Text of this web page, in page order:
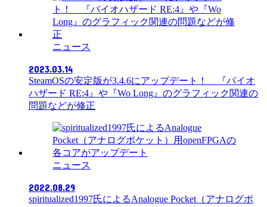
ニュース
2023.03.14
SteamOSの安定版が3.4.6にアップデート！ 『バイオ
ハザード RE:4』や『Wo Long』のグラフィック関連の
問題などが修正
ニュース
2022.08.29
spiritualized1997氏によるAnalogue Pocket（アナログポ